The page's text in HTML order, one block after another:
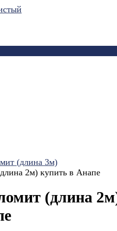
(длина 3м)
2м) купить в Анапе
(длина